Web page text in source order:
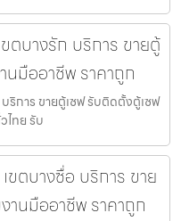
ตบางรัก บริการ ขายตู้
มืออาชีพ ราคาถูก
ริการ ขายตู้เซฟ รับติดตั้งตู้เซฟ
ไทย รับ
ขตบางซื่อ บริการ ขาย
นมืออาชีพ ราคาถูก